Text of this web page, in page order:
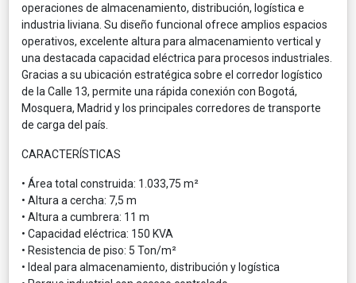
operaciones de almacenamiento, distribución, logística e
industria liviana. Su diseño funcional ofrece amplios espacios
operativos, excelente altura para almacenamiento vertical y
una destacada capacidad eléctrica para procesos industriales.
Gracias a su ubicación estratégica sobre el corredor logístico
de la Calle 13, permite una rápida conexión con Bogotá,
Mosquera, Madrid y los principales corredores de transporte
de carga del país.
CARACTERÍSTICAS
• Área total construida: 1.033,75 m²
• Altura a cercha: 7,5 m
• Altura a cumbrera: 11 m
• Capacidad eléctrica: 150 KVA
• Resistencia de piso: 5 Ton/m²
• Ideal para almacenamiento, distribución y logística